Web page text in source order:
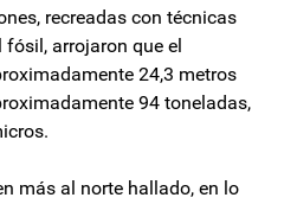
recreadas con técnicas
arrojaron que el
24,3 metros
94 toneladas,
más al norte hallado, en lo